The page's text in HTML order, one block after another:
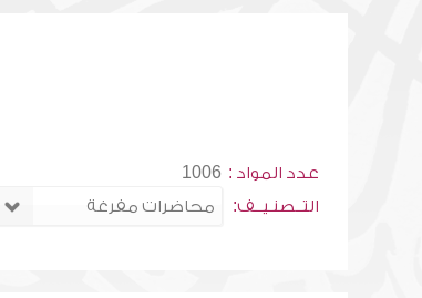
عدد المواد : 1006
التــصنـيــف: